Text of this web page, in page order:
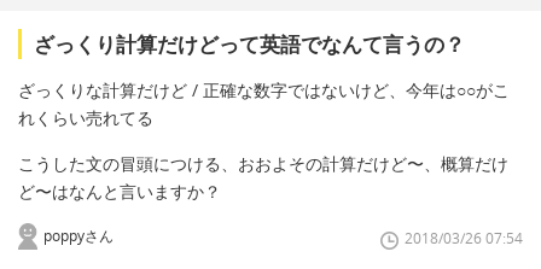
ざっくり計算だけどって英語でなんて言うの？
ざっくりな計算だけど / 正確な数字ではないけど、今年は○○がこ
れくらい売れてる
こうした文の冒頭につける、おおよその計算だけど〜、概算だけ
ど〜はなんと言いますか？
poppyさん 2018/03/26 07:54